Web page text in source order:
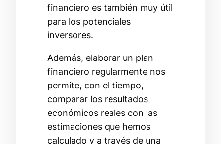
financiero es también muy útil
para los potenciales
inversores.
Además, elaborar un plan
financiero regularmente nos
permite, con el tiempo,
comparar los resultados
económicos reales con las
estimaciones que hemos
calculado y a través de una